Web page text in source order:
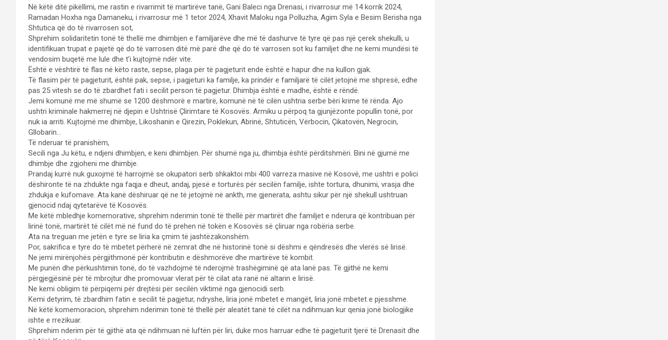
Në këtë ditë pikëllimi, me rastin e rivarrimit të martirëve tanë, Gani Baleci nga Drenasi, i rivarrosur më 14 korrik 2024,
Ramadan Hoxha nga Damaneku, i rivarrosur më 1 tetor 2024, Xhavit Maloku nga Polluzha, Agim Syla e Besim Berisha nga
Shtutica që do të rivarrosen sot,
Shprehim solidaritetin tonë të thellë me dhimbjen e familjarëve dhe më të dashurve të tyre që pas një çerek shekulli, u
identifikuan trupat e pajetë që do të varrosen ditë më parë dhe që do të varrosen sot ku familjet dhe ne kemi mundësi të
vendosim buqetë me lule dhe t’i kujtojmë ndër vite.
Është e vështirë të flas në këto raste, sepse, plaga për të pagjeturit ende është e hapur dhe na kullon gjak.
Të flasim për të pagjeturit, është pak, sepse, i pagjeturi ka familje, ka prindër e familjarë të cilët jetojnë me shpresë, edhe
pas 25 vitesh se do të zbardhet fati i secilit person të pagjetur. Dhimbja është e madhe, është e rëndë.
Jemi komunë me më shumë se 1200 dëshmorë e martirë, komunë në të cilën ushtria serbe bëri krime të rënda. Ajo
ushtri kriminale hakmerrej në djepin e Ushtrisë Çlirimtare të Kosovës. Armiku u përpoq ta gjunjëzonte popullin tonë, por
nuk ia arriti. Kujtojmë me dhimbje, Likoshanin e Qirezin, Poklekun, Abrinë, Shtuticën, Vërbocin, Çikatovën, Negrocin,
Gllobarin…
Të nderuar të pranishëm,
Secili nga Ju këtu, e ndjeni dhimbjen, e keni dhimbjen. Për shumë nga ju, dhimbja është përditshmëri. Bini në gjumë me
dhimbje dhe zgjoheni me dhimbje.
Prandaj kurrë nuk guxojmë të harrojmë se okupatori serb shkaktoi mbi 400 varreza masive në Kosovë, me ushtri e polici
dëshironte të na zhdukte nga faqja e dheut, andaj, pjesë e torturës për secilën familje, ishte tortura, dhunimi, vrasja dhe
zhdukja e kufomave. Ata kanë dëshiruar që ne të jetojmë në ankth, me gjenerata, ashtu sikur për një shekull ushtruan
gjenocid ndaj qytetarëve të Kosovës.
Me këtë mbledhje komemorative, shprehim nderimin tonë të thellë për martirët dhe familjet e nderura që kontribuan për
lirinë tonë, martirët të cilët më në fund do të prehen në tokën e Kosovës së çliruar nga robëria serbe.
Ata na treguan me jetën e tyre se liria ka çmim të jashtëzakonshëm.
Por, sakrifica e tyre do të mbetet përherë në zemrat dhe në historinë tonë si dëshmi e qëndresës dhe vlerës së lirisë.
Ne jemi mirënjohës përgjithmonë për kontributin e dëshmorëve dhe martirëve të kombit.
Me punën dhe përkushtimin tonë, do të vazhdojmë të nderojmë trashëgiminë që ata lanë pas. Të gjithë ne kemi
përgjegjësinë për të mbrojtur dhe promovuar vlerat për të cilat ata ranë në altarin e lirisë.
Ne kemi obligim të përpiqemi për drejtësi për secilën viktimë nga gjenocidi serb.
Kemi detyrim, të zbardhim fatin e secilit të pagjetur, ndryshe, liria jonë mbetet e mangët, liria jonë mbetet e pjesshme.
Në këtë komemoracion, shprehim nderimin tonë të thellë për aleatët tanë të cilët na ndihmuan kur qenia jonë biologjike
ishte e rrezikuar.
Shprehim nderim për të gjithë ata që ndihmuan në luftën për liri, duke mos harruar edhe të pagjeturit tjerë të Drenasit dhe